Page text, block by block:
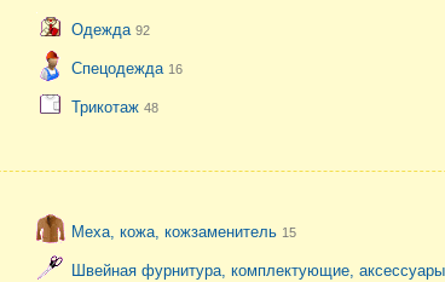
Одежда 92
Спецодежда 16
Трикотаж 48
Меха, кожа, кожзаменитель 15
Швейная фурнитура, комплектующие,